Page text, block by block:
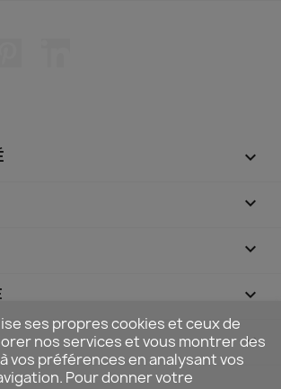




keyboard_arrow_down
ses propres cookies et ceux de
nos services et vous montrer des
vos préférences en analysant vos
Pour donner votre